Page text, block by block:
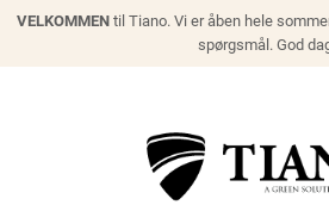
VELKOMMENtil Tiano. Vi er åben hele
spørgsmål. God